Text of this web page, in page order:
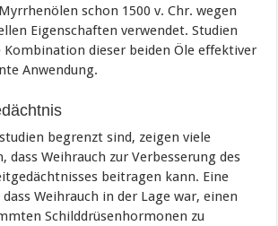
schon 1500 v. Chr. wegen
Eigenschaften verwendet. Studien
Kombination dieser beiden Öle effektiver
Anwendung.
begrenzt sind, zeigen viele
dass Weihrauch zur Verbesserung des
beitragen kann. Eine
Weihrauch in der Lage war, einen
Schilddrüsenhormonen zu